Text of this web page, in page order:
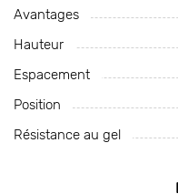
Avantages
Hauteur
Espacement
Position
Résistance au gel